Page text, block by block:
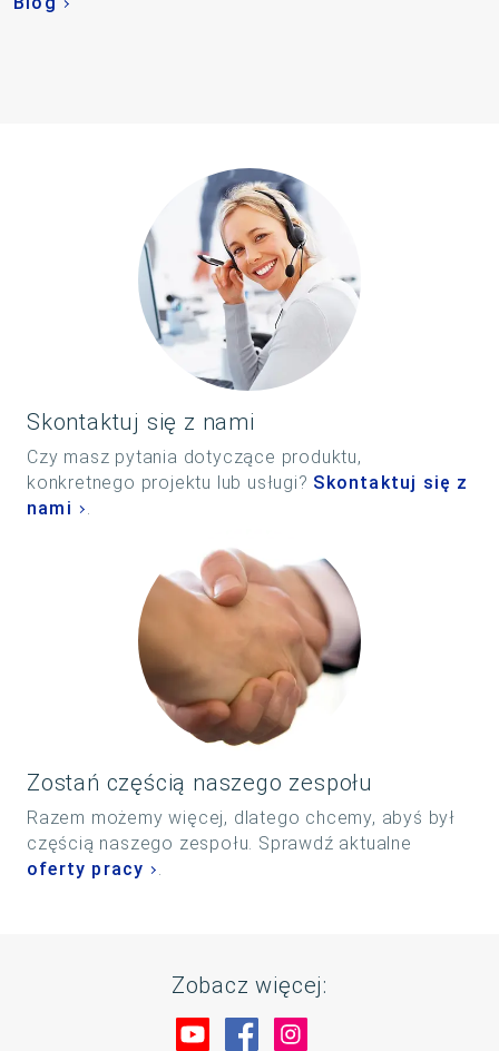
Skontaktuj się z nami
Czy masz pytania dotyczące produktu,
konkretnego projektu lub usługi? Skontaktuj się z
nami
.
Zostań częścią naszego zespołu
Razem możemy więcej, dlatego chcemy, abyś był
częścią naszego zespołu. Sprawdź aktualne
oferty pracy
.
Zobacz więcej:
Odwiedź nas na YouTube
Odwiedź nas na